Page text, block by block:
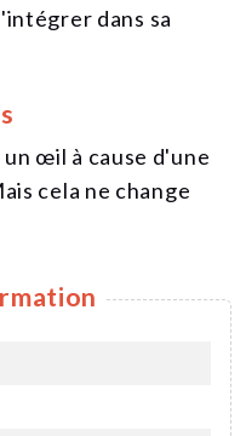
dans sa
œil à cause d'une
cela ne change